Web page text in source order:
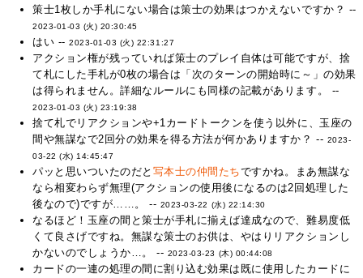
策士1枚しか手札にない場合は策士の効果はつかえないですか？ --
2023-01-03 (火) 20:30:45
はい --2023-01-03 (火) 22:31:27
アクション権が残っていれば策士のプレイ自体は可能ですが、捨
て札にした手札が0枚の場合は「次のターンの開始時に～」の効果
は得られません。詳細なルールにも同様の記載があります。 --
2023-01-03 (火) 23:19:38
捨て札でリアクションや+1カードトークンを使う以外に、玉座の
間や無謀なで2回分の効果を得る方法が何かありますか？ -- 2023-
03-22 (水) 14:45:47
パッと思いついたのだと 写本士の仲間たちですかね。まあ無謀な
なら相変わらず無理(アクションの使用後になるのは2回処理した
後なので)ですが……。 -- 2023-03-22 (水) 22:14:30
なるほど！玉座の間と策士が手札に揃えば達成なので、難易度低
くて良さげですね。無謀な策士のお供は、やはりリアクションし
かないのでしょうか…。 -- 2023-03-23 (木) 00:44:08
カードの一連の処理の間に割り込む効果は既に使用したカードに